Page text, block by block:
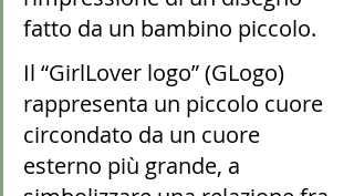
fatto da un bambino piccolo.
Il “GirlLover logo” (GLogo)
rappresenta un piccolo cuore
circondato da un cuore
esterno più grande, a